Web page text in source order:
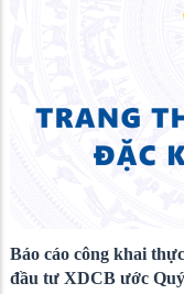
Báo cáo công khai
đầu tư XDCB ước